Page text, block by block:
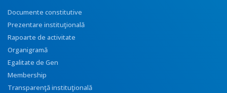
Documente constitutive
Prezentare instituţională
Rapoarte de activitate
Organigramă
Egalitate de Gen
Membership
Transparenţă instituţională